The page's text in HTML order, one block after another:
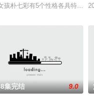
方爸爸，为了完成自己大男主
孩朴七彩有5个性格各具特色且
集完结 9.0